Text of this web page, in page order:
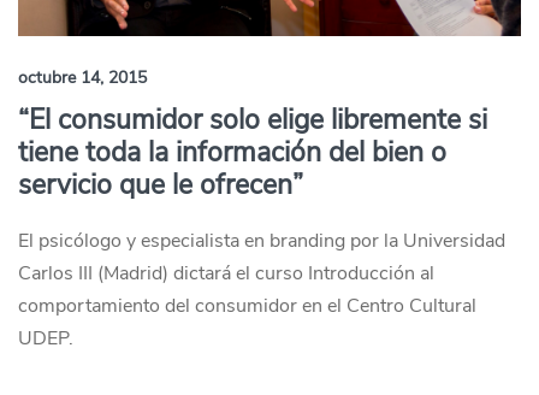
octubre 14, 2015
“El consumidor solo elige libremente si
tiene toda la información del bien o
servicio que le ofrecen”
El psicólogo y especialista en branding por la Universidad
Carlos III (Madrid) dictará el curso Introducción al
comportamiento del consumidor en el Centro Cultural
UDEP.